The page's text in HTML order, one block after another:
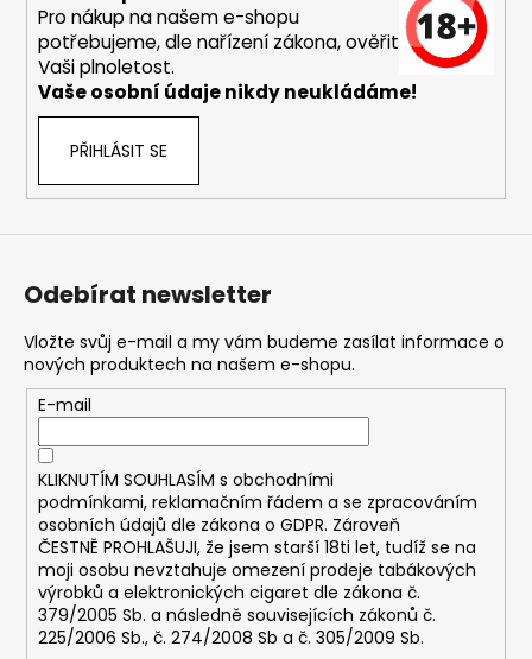
u
u
DEKANG
6MG
169
Kč
Původně:
195
Kč
Pro nákup na našem e-shopu
potřebujeme, dle nařízení zákona, ověřit
Vaši plnoletost.
Vaše osobní údaje nikdy neukládáme!
PŘIHLÁSIT SE
Odebírat newsletter
Vložte svůj e-mail a my vám budeme zasílat informace o
nových produktech na našem e-shopu.
E-mail
KLIKNUTÍM SOUHLASÍM s obchodními
podmínkami, reklamačním řádem a se zpracováním
osobních údajů dle zákona o GDPR. Zároveň
ČESTNĚ PROHLAŠUJI, že jsem starší 18ti let, tudíž se na
moji osobu nevztahuje omezení prodeje tabákových
výrobků a elektronických cigaret dle zákona č.
379/2005 Sb. a následně souvisejících zákonů č.
225/2006 Sb., č. 274/2008 Sb a č. 305/2009 Sb.